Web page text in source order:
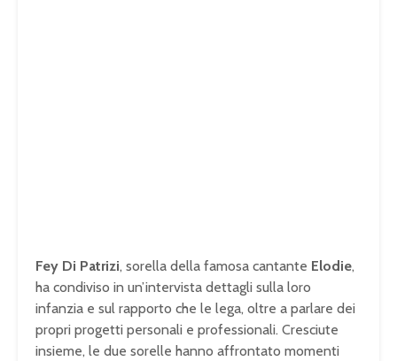
Fey Di Patrizi, sorella della famosa cantante Elodie,
ha condiviso in un’intervista dettagli sulla loro
infanzia e sul rapporto che le lega, oltre a parlare dei
propri progetti personali e professionali. Cresciute
insieme, le due sorelle hanno affrontato momenti